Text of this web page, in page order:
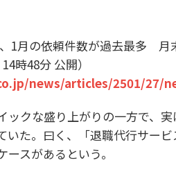
1月の依頼件数が過去最多
時48分 公開）
news/articles/2501/27/
ックな盛り上がりの一方で、
いた。曰く、「退職代行サー
スがあるという。